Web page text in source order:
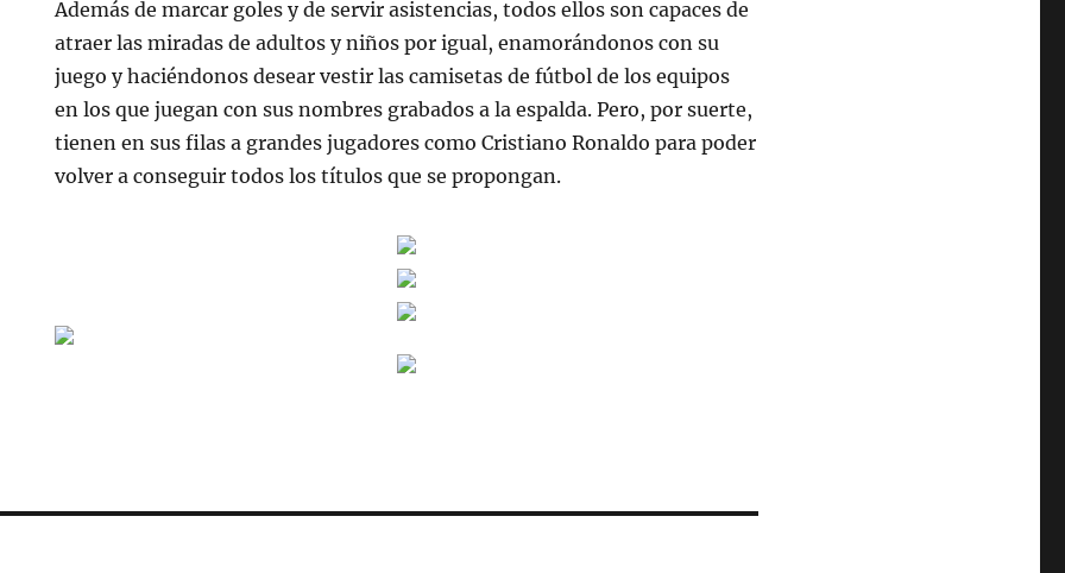
Además de marcar goles y de servir asistencias, todos ellos son capaces de
atraer las miradas de adultos y niños por igual, enamorándonos con su
juego y haciéndonos desear vestir las camisetas de fútbol de los equipos
en los que juegan con sus nombres grabados a la espalda. Pero, por suerte,
tienen en sus filas a grandes jugadores como Cristiano Ronaldo para poder
volver a conseguir todos los títulos que se propongan.